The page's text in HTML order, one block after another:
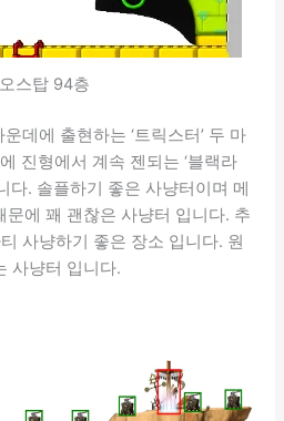
스탑 94층
데에 출현하는 ‘트릭스터’ 두 마
진형에서 계속 젠되는 ‘블랙라
다. 솔플하기 좋은 사냥터이며 메
에 꽤 괜찮은 사냥터 입니다. 추
사냥하기 좋은 장소 입니다. 원
사냥터 입니다.